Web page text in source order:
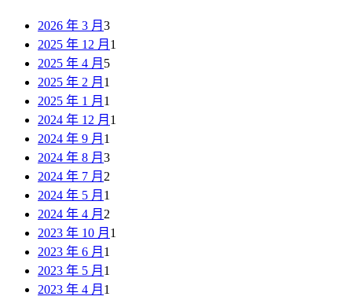
2026 年 3 月 3
2025 年 12 月 1
2025 年 4 月 5
2025 年 2 月 1
2025 年 1 月 1
2024 年 12 月 1
2024 年 9 月 1
2024 年 8 月 3
2024 年 7 月 2
2024 年 5 月 1
2024 年 4 月 2
2023 年 10 月 1
2023 年 6 月 1
2023 年 5 月 1
2023 年 4 月 1